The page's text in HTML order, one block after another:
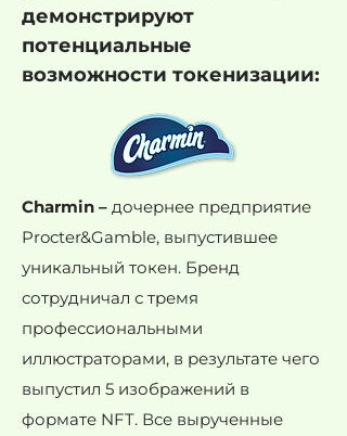
демонстрируют
потенциальные
возможности токенизации:
Charmin – дочернее предприятие
Procter&Gamble, выпустившее
уникальный токен. Бренд
сотрудничал с тремя
профессиональными
иллюстраторами, в результате чего
выпустил 5 изображений в
формате NFT. Все вырученные